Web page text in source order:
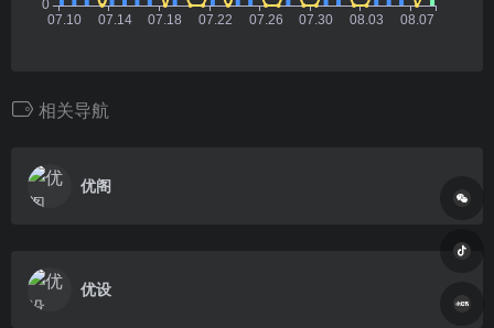
相关导航
优阁
优设